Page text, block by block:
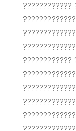
????????????
????????????